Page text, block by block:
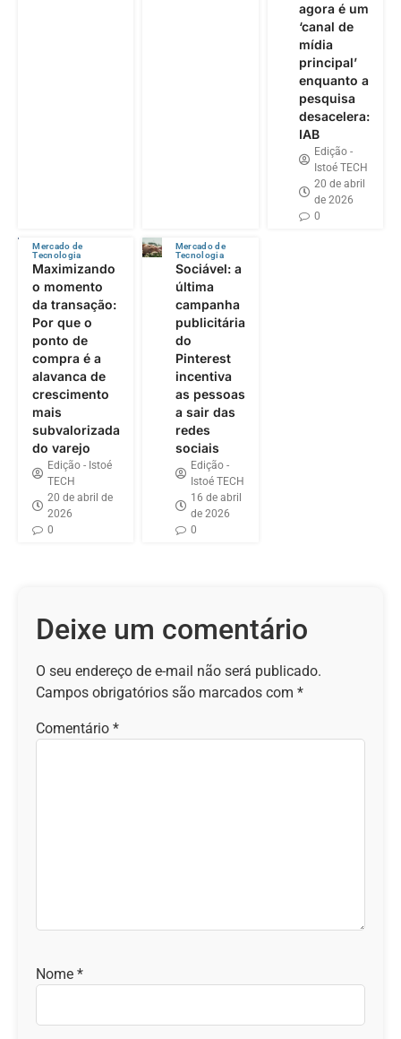
agora é um
‘canal de
mídia
principal’
enquanto a
pesquisa
desacelera:
IAB
Edição -
Istoé TECH
20 de abril
de 2026
0
Mercado de
Tecnologia
Maximizando
o momento
da transação:
Por que o
ponto de
compra é a
alavanca de
crescimento
mais
subvalorizada
do varejo
Edição - Istoé
TECH
20 de abril de
2026
0
Mercado de
Tecnologia
Sociável: a
última
campanha
publicitária
do
Pinterest
incentiva
as pessoas
a sair das
redes
sociais
Edição -
Istoé TECH
16 de abril
de 2026
0
Deixe um comentário
O seu endereço de e-mail não será publicado.
Campos obrigatórios são marcados com *
Comentário *
Nome *